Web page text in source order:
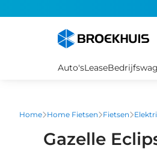
Auto'sLease
Home Home Fietsen Fietsen
Gazelle